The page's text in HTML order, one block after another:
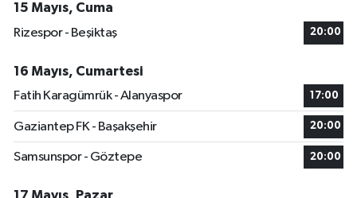
15 Mayıs, Cuma
Rizespor - Beşiktaş
20:00
16 Mayıs, Cumartesi
Fatih Karagümrük - Alanyaspor
17:00
Gaziantep FK - Başakşehir 20:00
Samsunspor - Göztepe 20:00